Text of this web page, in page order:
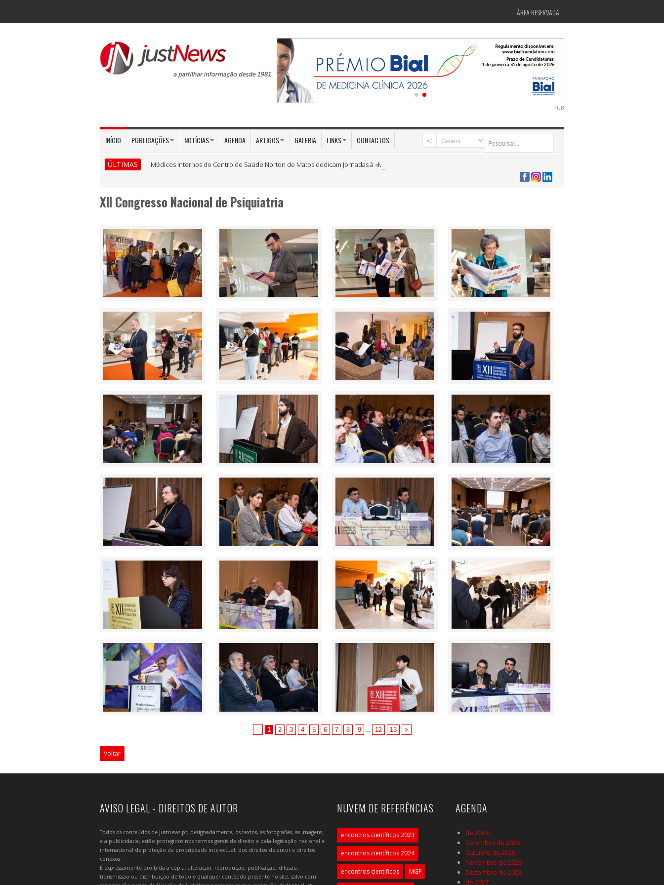
ÁREA RESERVADA
PUB
INÍCIO PUBLICAÇÕES NOTÍCIAS AGENDA ARTIGOS GALERIA LINKS CONTACTOS
ÚLTIMAS Médicos Internos do Centro de Saúde Norton de Matos dedicam Jornadas à «Medicina Preventiva»
XII Congresso Nacional de Psiquiatria
< 1 2 3 4 5 6 7 8 9 ... 12 13 >
Voltar
AVISO LEGAL - DIREITOS DE AUTOR
Todos os conteúdos de justnews.pt, designadamente, os textos, as fotografias, as imagens,
e a publicidade, estão protegidos nos termos gerais de direito e pela legislação nacional e
internacional de proteção da propriedade intelectual, dos direitos de autor e direitos
conexos.
É expressamente proibida a cópia, alteração, reprodução, publicação, difusão,
transmissão ou distribuição de todo e qualquer conteúdo presente no site, salvo com
NUVEM DE REFERÊNCIAS
encontros científicos 2023
encontros científicos 2024
encontros científicos MGF
AGENDA
de 2026
Setembro de 2026
Outubro de 2026
Novembro de 2026
Dezembro de 2026
de 2027